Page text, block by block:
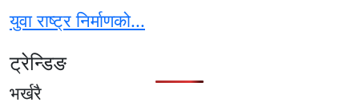
युवा राष्ट्र निर्माणको...
ट्रेन्डिङ
भर्खरै